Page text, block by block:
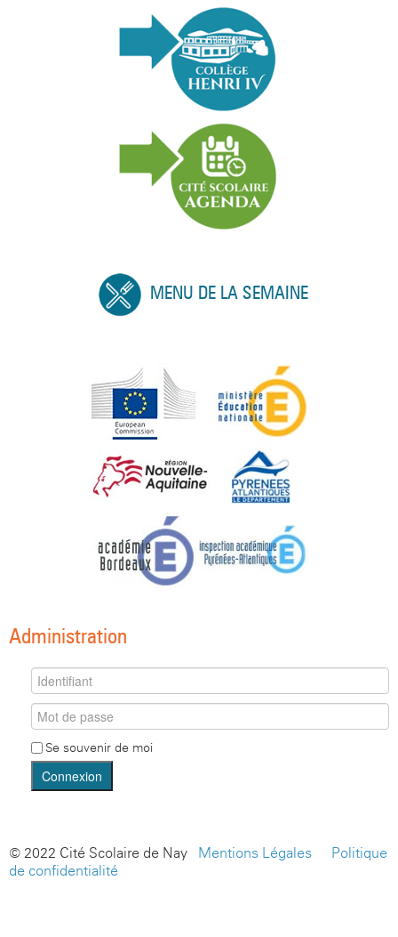
MENU DE LA SEMAINE
Administration
Se souvenir de moi
Connexion
© 2022 Cité Scolaire de Nay - Mentions Légales
Politique
de confidentialité